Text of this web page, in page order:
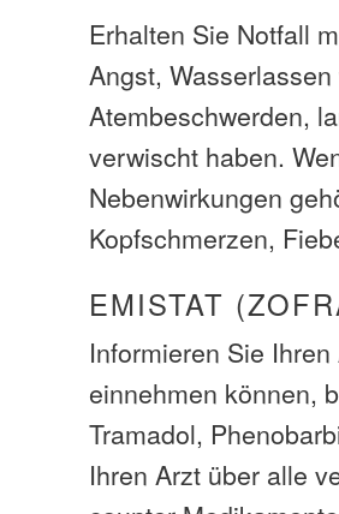
Erhalten Sie Notfall
Angst,
Atembeschwerden,
verwischt haben.
Nebenwirkungen
Kopfschmerzen,
EMISTAT
Informieren Sie
einnehmen können,
Tramadol,
Ihren Arzt über alle